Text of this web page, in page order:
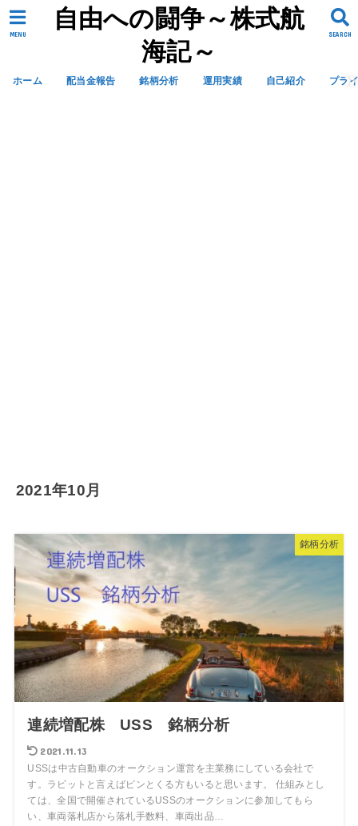
自由への闘争～株式航
海記～
SEARCH
MENU
ホーム 配当金報告 銘柄分析 運用実績 自己紹介 プラ
2021年10月
銘柄分析
連続増配株 USS 銘柄分析
2021.11.13
USSは中古自動車のオークション運営を主業務にしている会社で
す。ラビットと言えばピンとくる方もいると思います。 仕組みとし
ては、全国で開催されているUSSのオークションに参加してもら
い、車両落札店から落札手数料、車両出品…